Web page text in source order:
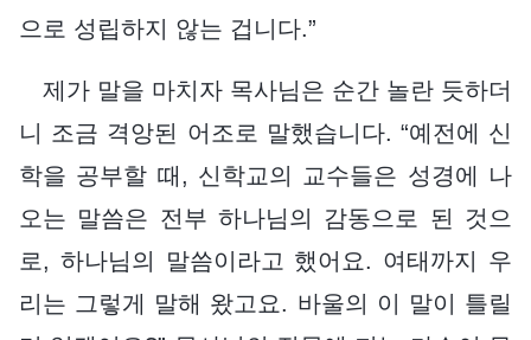
으로 성립하지 않는 겁니다.”
제가 말을 마치자 목사님은 순간 놀란 듯하더
니 조금 격앙된 어조로 말했습니다. “예전에 신
학을 공부할 때, 신학교의 교수들은 성경에 나
오는 말씀은 전부 하나님의 감동으로 된 것으
로, 하나님의 말씀이라고 했어요. 여태까지 우
리는 그렇게 말해 왔고요. 바울의 이 말이 틀릴